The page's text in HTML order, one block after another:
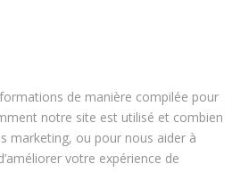
de manière compilée pour
notre site est utilisé et combien
marketing, ou pour nous aider à
votre expérience de